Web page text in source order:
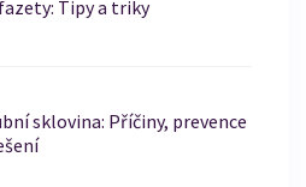
Tipy a triky
sklovina: Příčiny, prevence